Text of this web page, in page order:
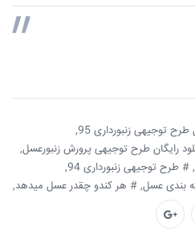
توجیهی زنبورداری 95,
رایگان طرح توجیهی پرورش زنبورعسل,
# طرح توجیهی زنبورداری 94,
بندی عسل, # هر کندو چقدر عسل میدهد,